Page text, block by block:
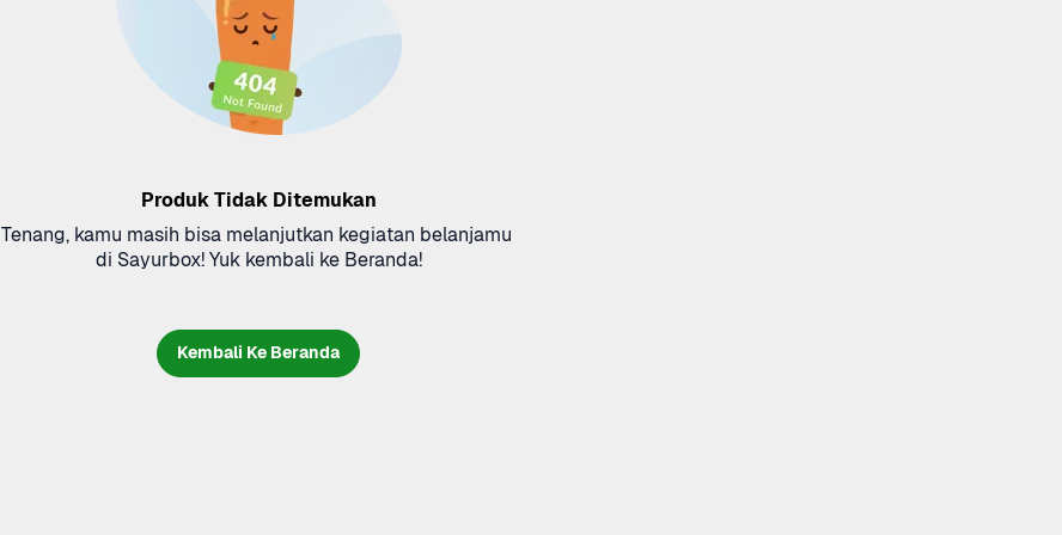
Produk Tidak Ditemukan
Tenang, kamu masih bisa melanjutkan kegiatan belanjamu
di Sayurbox! Yuk kembali ke Beranda!
Kembali Ke Beranda